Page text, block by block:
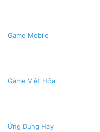
Game Mobile
Game Việt Hóa
Ứng Dụng Hay